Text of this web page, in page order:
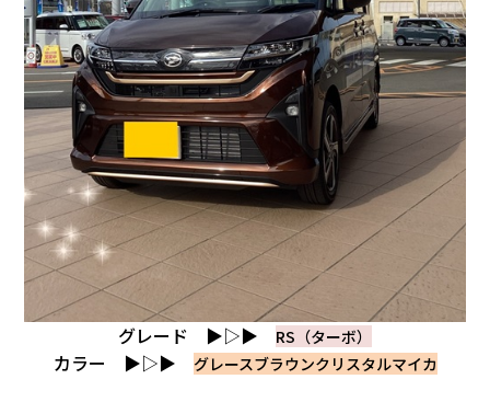
グレード ▶▷▶ RS（ターボ）
カラー ▶▷▶ グレースブラウンクリスタルマイカ